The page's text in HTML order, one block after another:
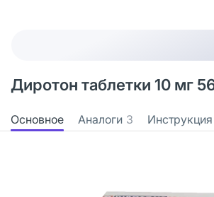
Диротон таблетки 10 мг
Основное Аналоги 3 Инструкция